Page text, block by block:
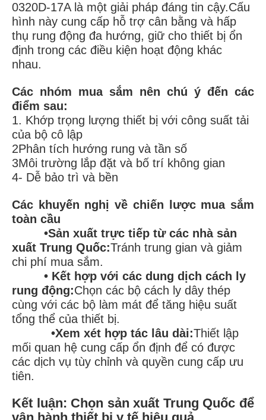
0320D‐17A là một giải pháp đáng tin cậy.Cấu
hình này cung cấp hỗ trợ cân bằng và hấp
thụ rung động đa hướng, giữ cho thiết bị ổn
định trong các điều kiện hoạt động khác
nhau.
Các nhóm mua sắm nên chú ý đến các
điểm sau:
1. Khớp trọng lượng thiết bị với công suất tải
của bộ cô lập
2Phân tích hướng rung và tần số
3Môi trường lắp đặt và bố trí không gian
4- Dễ bảo trì và bền
Các khuyến nghị về chiến lược mua sắm
toàn cầu
•Sản xuất trực tiếp từ các nhà sản
xuất Trung Quốc:Tránh trung gian và giảm
chi phí mua sắm.
• Kết hợp với các dung dịch cách ly
rung động:Chọn các bộ cách ly dây thép
cùng với các bộ làm mát để tăng hiệu suất
tổng thể của thiết bị.
•Xem xét hợp tác lâu dài:Thiết lập
mối quan hệ cung cấp ổn định để có được
các dịch vụ tùy chỉnh và quyền cung cấp ưu
tiên.
Kết luận: Chọn sản xuất Trung Quốc để